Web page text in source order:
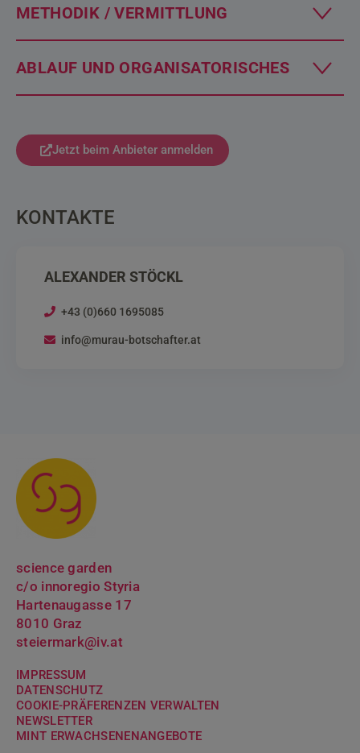
METHODIK / VERMITTLUNG
ABLAUF UND ORGANISATORISCHES
Jetzt beim Anbieter anmelden
KONTAKTE
ALEXANDER STÖCKL
+43 (0)660 1695085
info@murau-botschafter.at
science garden
c/o innoregio Styria
Hartenaugasse 17
8010 Graz
steiermark@iv.at
IMPRESSUM
DATENSCHUTZ
COOKIE-PRÄFERENZEN VERWALTEN
NEWSLETTER
MINT ERWACH­SENENANGEBOTE